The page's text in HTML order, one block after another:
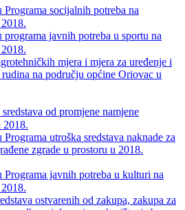
Programa socijalnih potreba na
programa javnih potreba u sportu na
mjera i mjera za uređenje i
na području općine Oriovac u
od promjene namjene
2018.
utroška sredstava naknade za
zgrade u prostoru u 2018.
Programa javnih potreba u kulturi na
ostvarenih od zakupa, zakupa za